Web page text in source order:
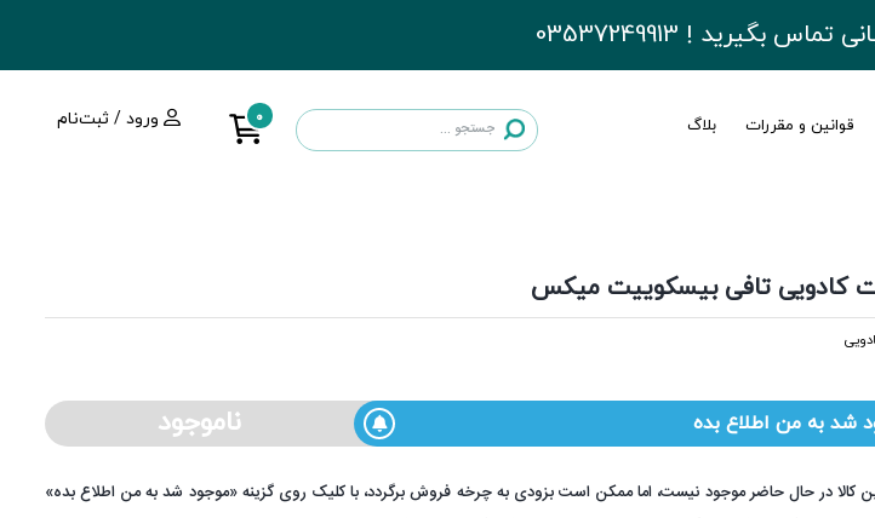
بگیرید ! 03537249913
ورود / ثبت‌نام 0 قوانین و مقررات بلاگ
کادویی تافی بیسکوییت میکس
شد به من اطلاع بده ناموجود
کالا در حال حاضر موجود نیست، اما ممکن است بزودی به چرخه فروش برگردد، با کلیک روی گزینه «موجود شد به من اطلاع بده»